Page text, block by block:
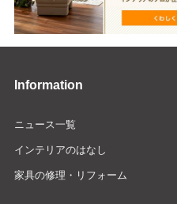
Information
ニュース一覧
インテリアのはなし
家具の修理・リフォーム